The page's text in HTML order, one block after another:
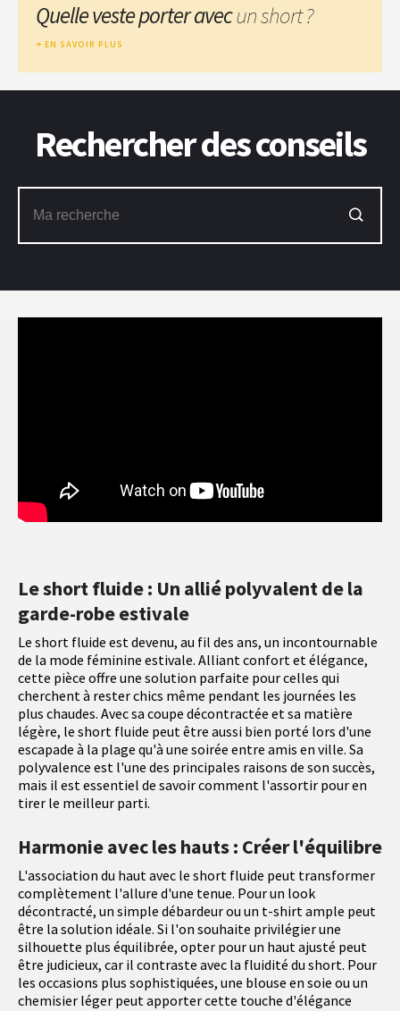
Le short fluide : Un allié polyvalent de la
garde-robe estivale
Le short fluide est devenu, au fil des ans, un incontournable
de la mode féminine estivale. Alliant confort et élégance,
cette pièce offre une solution parfaite pour celles qui
cherchent à rester chics même pendant les journées les
plus chaudes. Avec sa coupe décontractée et sa matière
légère, le short fluide peut être aussi bien porté lors d'une
escapade à la plage qu'à une soirée entre amis en ville. Sa
polyvalence est l'une des principales raisons de son succès,
mais il est essentiel de savoir comment l'assortir pour en
tirer le meilleur parti.
Harmonie avec les hauts : Créer l'équilibre
L'association du haut avec le short fluide peut transformer
complètement l'allure d'une tenue. Pour un look
décontracté, un simple débardeur ou un t-shirt ample peut
être la solution idéale. Si l'on souhaite privilégier une
silhouette plus équilibrée, opter pour un haut ajusté peut
être judicieux, car il contraste avec la fluidité du short. Pour
les occasions plus sophistiquées, une blouse en soie ou un
chemisier léger peut apporter cette touche d'élégance
Quelle veste porter avecun short ?
EN SAVOIR PLUS
Rechercher des conseils